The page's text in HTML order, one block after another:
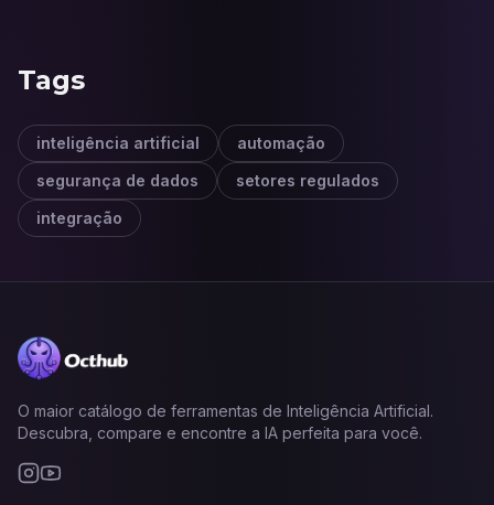
Tags
inteligência artificial
automação
segurança de dados
setores regulados
integração
O maior catálogo de ferramentas de Inteligência Artificial.
Descubra, compare e encontre a IA perfeita para você.